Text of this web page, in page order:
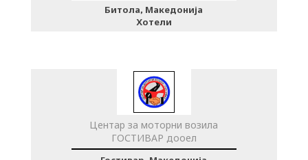
Битола, Македонија
Хотели
Центар за моторни возила
ГОСТИВАР дооел